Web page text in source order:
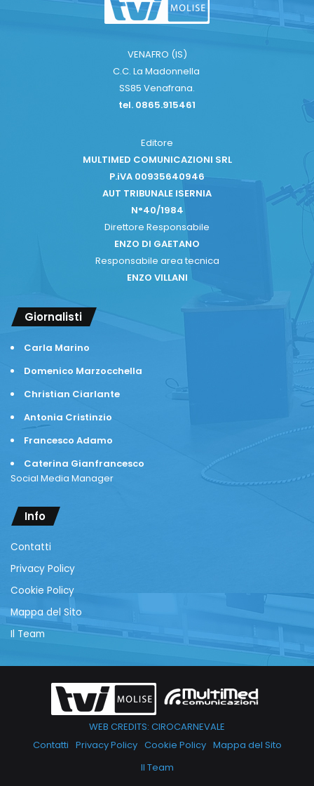
VENAFRO (IS)
C.C. La Madonnella
SS85 Venafrana.
tel. 0865.915461
Editore
MULTIMED COMUNICAZIONI SRL
P.iVA 00935640946
AUT TRIBUNALE ISERNIA
N°40/1984
Direttore Responsabile
ENZO DI GAETANO
Responsabile area tecnica
ENZO VILLANI
Giornalisti
Carla Marino
Domenico Marzocchella
Christian Ciarlante
Antonia Cristinzio
Francesco Adamo
Caterina Gianfrancesco
Social Media Manager
Info
Contatti
Privacy Policy
Cookie Policy
Mappa del Sito
Il Team
WEB CREDITS: CIROCARNEVALE
Contatti Privacy Policy Cookie Policy Mappa del Sito
Il Team